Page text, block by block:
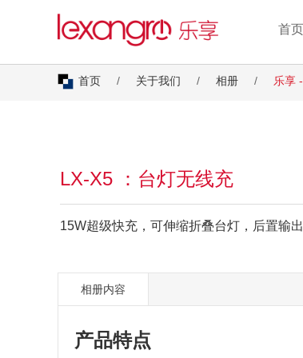
首页
首页 / 关于我们 / 相册 / 乐享 -
LX-X5 ：台灯无线充
15W超级快充，可伸缩折叠台灯，后置输
相册内容
产品特点